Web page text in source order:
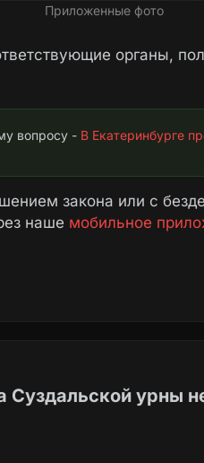
Приложенные фото
органы,
вопросу - В Екатеринбурге
закона или с
наше мобильное
Суздальской урны